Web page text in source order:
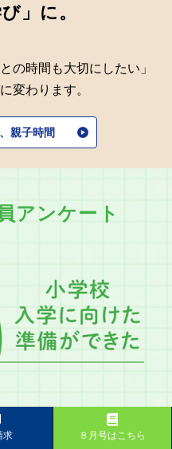
」に。
の時間も大切にしたい」
変わります。
親子時間
アンケート
求 ８月号はこちら